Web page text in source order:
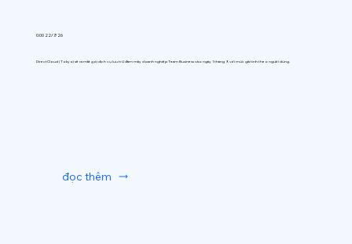
0:00 22/7/26
DirectCloud (Tokyo) sẽ ra mắt gói dịch vụ lưu trữ đám mây doanh nghiệp Team Business vào ngày 1 tháng 9, với mức giá tính theo người dùng.
đọc thêm